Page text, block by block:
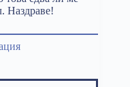
Наздраве!